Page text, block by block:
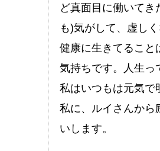
ど真面目に働いてき
も)気がして、虚しく
健康に生きてること
気持ちです。人生っ
私はいつもは元気で
私に、ルイさんから
いします。